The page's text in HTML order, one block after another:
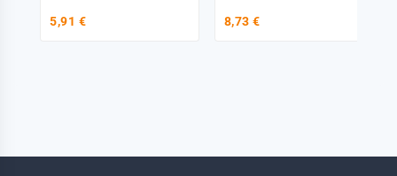
5,91 € 8,73 €